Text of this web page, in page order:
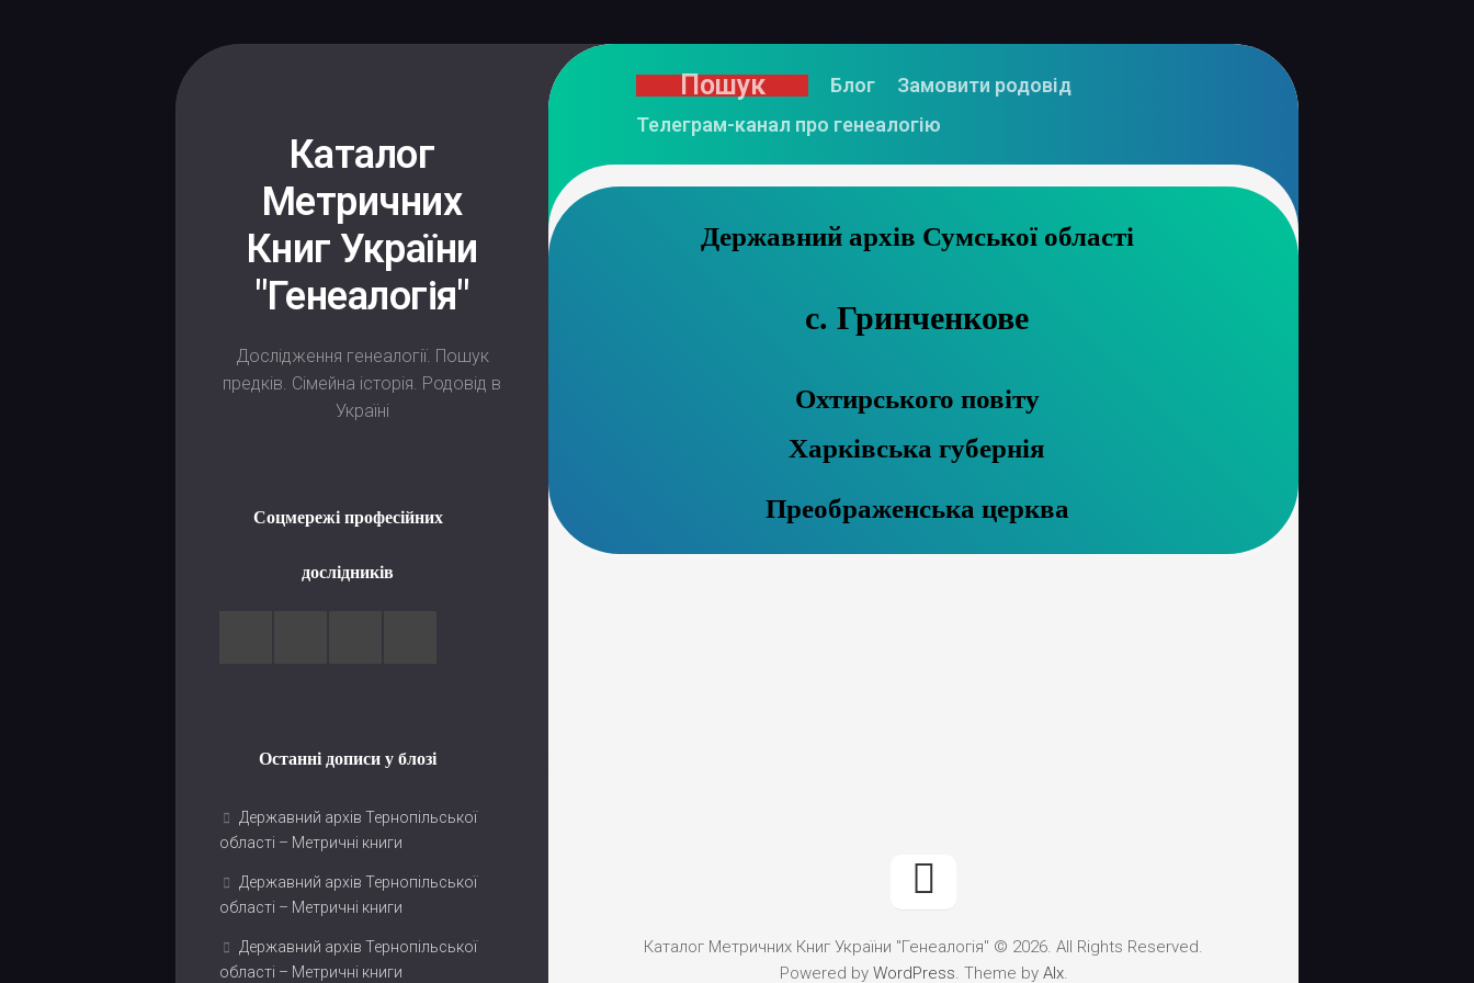
Каталог
Метричних
Книг України
"Генеалогія"
Дослідження генеалогії. Пошук
предків. Сімейна історія. Родовід в
Україні
Соцмережі професійних
дослідників
Останні дописи у блозі
Державний архів Тернопільської
області – Метричні книги
Державний архів Тернопільської
області – Метричні книги
Державний архів Тернопільської
області – Метричні книги
Пошук Блог
Замовити родовід
Телеграм-канал про генеалогію
Державний архів Сумської області
с. Гринченкове
Охтирського повіту
Харківська губернія
Преображенська церква
Каталог Метричних Книг України "Генеалогія" © 2026. All Rights Reserved.
Powered by WordPress. Theme by Alx.